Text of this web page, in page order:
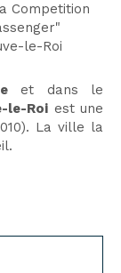
Competition
le-Roi
et dans le
le-Roi est une
La ville la